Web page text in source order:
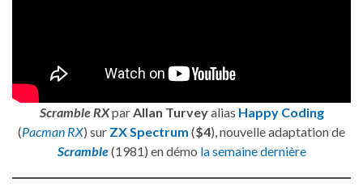
Scramble RXparAllan Turveyalias Happy Coding
(Pacman RX) sur ZX Spectrum ($4), nouvelle adaptation de
Scramble(1981) en démo la semaine dernière